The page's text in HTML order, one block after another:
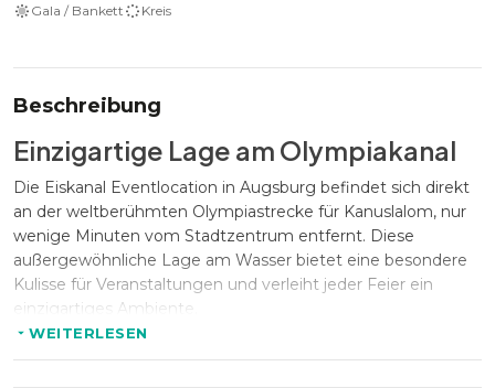
Gala / Bankett
Kreis
Beschreibung
Einzigartige Lage am Olympiakanal
Die Eiskanal Eventlocation in Augsburg befindet sich direkt
an der weltberühmten Olympiastrecke für Kanuslalom, nur
wenige Minuten vom Stadtzentrum entfernt. Diese
außergewöhnliche Lage am Wasser bietet eine besondere
Kulisse für Veranstaltungen und verleiht jeder Feier ein
einzigartiges Ambiente.
WEITERLESEN